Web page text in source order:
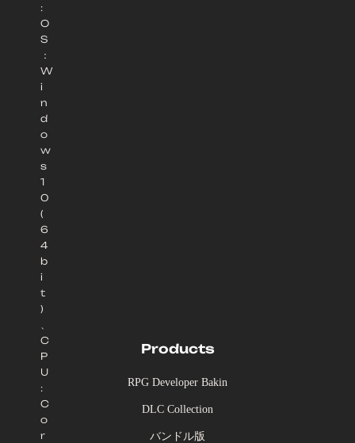
:
O
S
：
W
i
n
d
o
w
s
1
0
(
6
4
b
i
t
)
C
P
U
:
C
o
r
Products
RPG Developer Bakin
DLC Collection
バンドル版